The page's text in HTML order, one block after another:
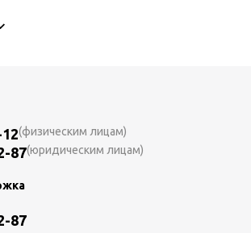
(физическим лицам)
87(юридическим лицам)
87